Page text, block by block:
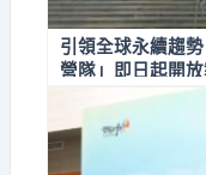
引領全球永續趨
營隊」即日起開